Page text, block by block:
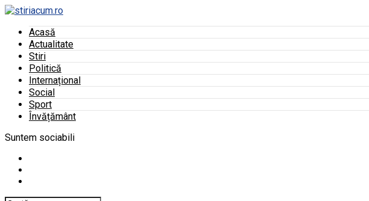
Acasă
Actualitate
Stiri
Politică
Internațional
Social
Sport
Învățământ
Suntem sociabili